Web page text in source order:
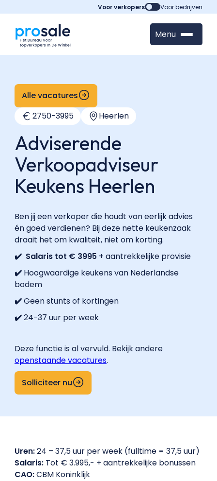
Voor verkopers Voor bedrijven
Menu
Alle vacatures
2750-3995 Heerlen
Adviserende
Verkoopadviseur
Keukens Heerlen
Ben jij een verkoper die houdt van eerlijk advies
én goed verdienen? Bij deze nette keukenzaak
draait het om kwaliteit, niet om korting.
✔️ Salaris tot € 3995 + aantrekkelijke provisie
✔️ Hoogwaardige keukens van Nederlandse
bodem
✔️Geen stunts of kortingen
✔️24-37 uur per week
Deze functie is al vervuld. Bekijk andere
openstaande vacatures.
Solliciteer nu
Uren:24 – 37,5 uur per week (fulltime = 37,5 uur)
Salaris: Tot € 3.995,- + aantrekkelijke bonussen
CAO:CBM Koninklijk